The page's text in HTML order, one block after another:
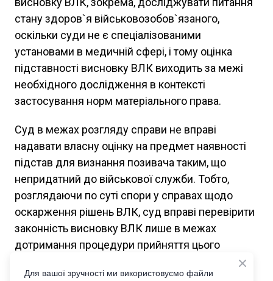
стану здоров`я військовозобов`язаного,
оскільки суди не є спеціалізованими
установами в медичній сфері, і тому оцінка
підставності висновку ВЛК виходить за межі
необхідного дослідження в контексті
застосування норм матеріального права.
Суд в межах розгляду справи не вправі
надавати власну оцінку на предмет наявності
підстав для визнання позивача таким, що
непридатний до військової служби. Тобто,
розглядаючи по суті спори у справах щодо
оскарження рішень ВЛК, суд вправі перевірити
законність висновку ВЛК лише в межах
дотримання процедури прийняття цього
висновку. Про це нагадав в своїй постанові від
30 травня 2024 року Харківський окружний
Для вашої зручності ми використовуємо файли